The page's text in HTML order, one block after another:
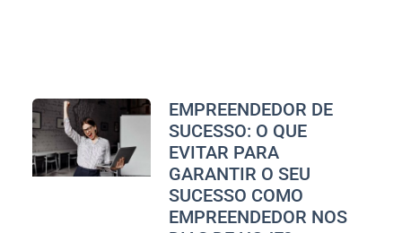
EMPREENDEDOR DE
SUCESSO: O QUE
EVITAR PARA
GARANTIR O SEU
SUCESSO COMO
EMPREENDEDOR NOS